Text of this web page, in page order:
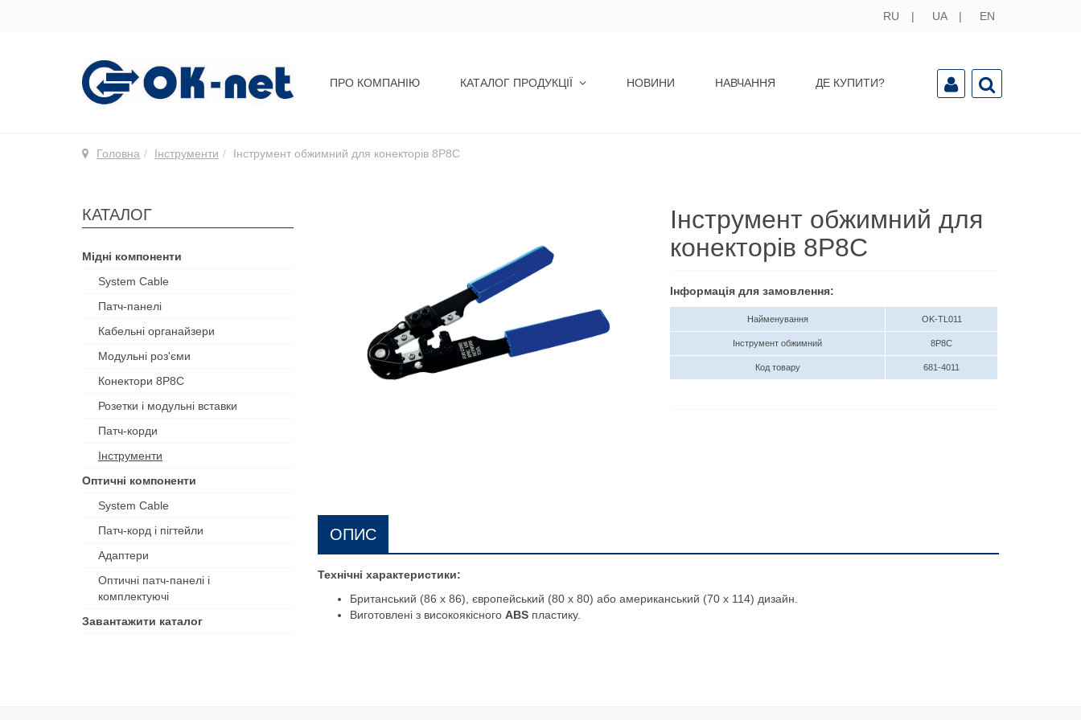
RU UA EN
ПРО КОМПАНІЮ КАТАЛОГ ПРОДУКЦІЇ НОВИНИ НАВЧАННЯ ДЕ КУПИТИ?
Головна Інструменти Інструмент обжимний для конекторів 8P8C
Інструмент обжимний для
конекторів 8P8C
Інформація для замовлення:
Найменування OK-TL011
Інструмент обжимний 8P8C
Код товару 681-4011
ОПИС
Технічні характеристики:
Британський (86 x 86), європейський (80 x 80) або американський (70 x 114) дизайн.
Виготовлені з високоякісного ABSпластику.
КАТАЛОГ
Мідні компоненти
System Cable
Патч-панелі
Кабельні органайзери
Модульні роз'єми
Конектори 8P8C
Розетки і модульні вставки
Патч-корди
Інструменти
Оптичні компоненти
System Cable
Патч-корд і пігтейли
Адаптери
Оптичні патч-панелі і
комплектуючі
Завантажити каталог